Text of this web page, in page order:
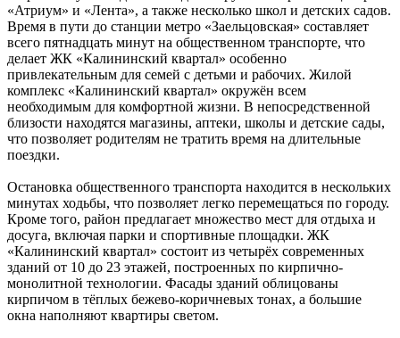
«Атриум» и «Лента», а также несколько школ и детских садов.
Время в пути до станции метро «Заельцовская» составляет
всего пятнадцать минут на общественном транспорте, что
делает ЖК «Калининский квартал» особенно
привлекательным для семей с детьми и рабочих. Жилой
комплекс «Калининский квартал» окружён всем
необходимым для комфортной жизни. В непосредственной
близости находятся магазины, аптеки, школы и детские сады,
что позволяет родителям не тратить время на длительные
поездки.
Остановка общественного транспорта находится в нескольких
минутах ходьбы, что позволяет легко перемещаться по городу.
Кроме того, район предлагает множество мест для отдыха и
досуга, включая парки и спортивные площадки. ЖК
«Калининский квартал» состоит из четырёх современных
зданий от 10 до 23 этажей, построенных по кирпично-
монолитной технологии. Фасады зданий облицованы
кирпичом в тёплых бежево-коричневых тонах, а большие
окна наполняют квартиры светом.